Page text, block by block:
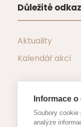
Důležité
Aktuality
Kalendář akcí
Důležité
Informace
Soubory
analýze